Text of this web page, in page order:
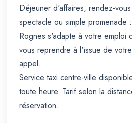
Déjeuner d'affaires, rendez-
spectacle ou simple promenade
Rognes s'adapte à votre emploi
vous reprendre à l'issue de
appel.
Service taxi centre-ville
toute heure. Tarif selon la
réservation.